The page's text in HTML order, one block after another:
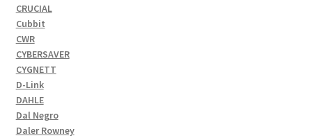
CRUCIAL
Cubbit
CWR
CYBERSAVER
CYGNETT
D-Link
DAHLE
Dal Negro
Daler Rowney